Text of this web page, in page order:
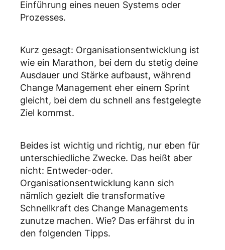
Einführung eines neuen Systems oder
Prozesses.
Kurz gesagt: Organisationsentwicklung ist
wie ein Marathon, bei dem du stetig deine
Ausdauer und Stärke aufbaust, während
Change Management eher einem Sprint
gleicht, bei dem du schnell ans festgelegte
Ziel kommst.
Beides ist wichtig und richtig, nur eben für
unterschiedliche Zwecke. Das heißt aber
nicht: Entweder-oder.
Organisationsentwicklung kann sich
nämlich gezielt die transformative
Schnellkraft des Change Managements
zunutze machen. Wie? Das erfährst du in
den folgenden Tipps.